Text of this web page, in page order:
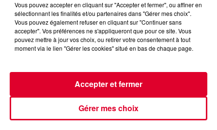
Vous pouvez accepter en cliquant sur "Accepter et fermer", ou affiner en
sélectionnant les finalités et/ou partenaires dans "Gérer mes choix".
Vous pouvez également refuser en cliquant sur "Continuer sans
accepter". Vos préférences ne s'appliqueront que pour ce site. Vous
pouvez mettre à jour vos choix, ou retirer votre consentement à tout
moment via le lien "Gérer les cookies" situé en bas de chaque page.
Gérer mes choix
Accepter et fermer